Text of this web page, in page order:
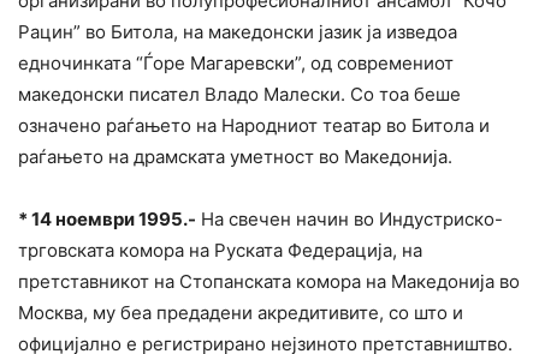
Рацин” во Битола, на македонски јазик ја изведоа
едночинката “Ѓоре Магаревски”, од современиот
македонски писател Владо Малески. Со тоа беше
означено раѓањето на Народниот театар во Битола и
раѓањето на драмската уметност во Македонија.
* 14 ноември 1995.- На свечен начин во Индустриско-
трговската комора на Руската Федерација, на
претставникот на Стопанската комора на Македонија во
Москва, му беа предадени акредитивите, со што и
официјално е регистрирано нејзиното претставништво.